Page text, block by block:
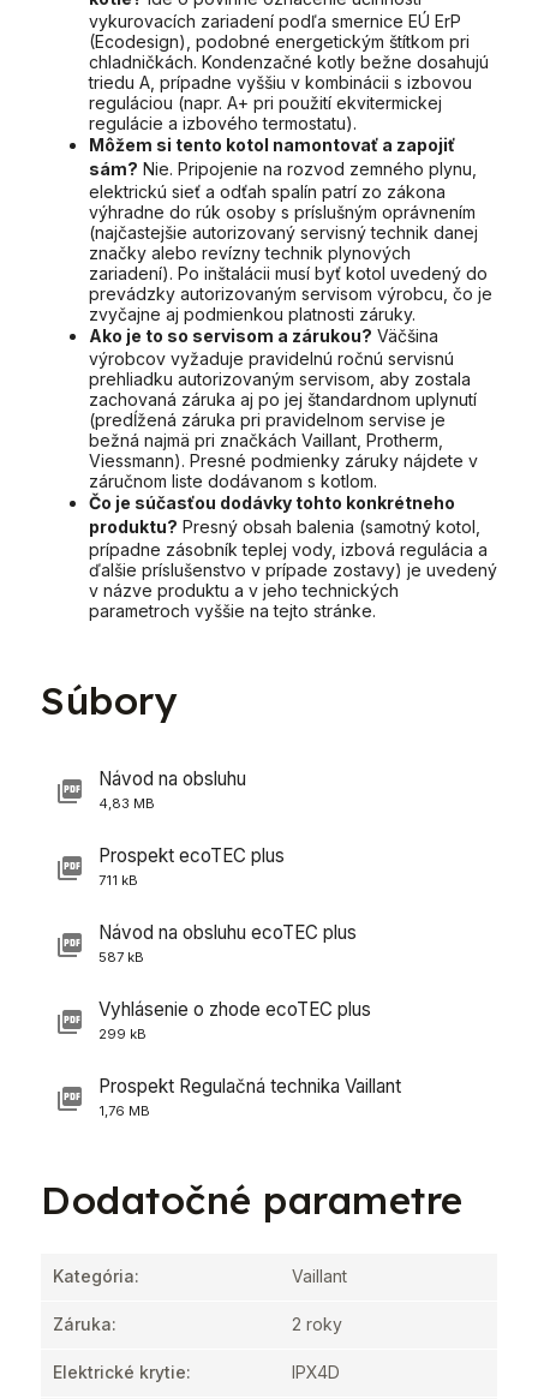
vykurovacích zariadení podľa smernice EÚ ErP
(Ecodesign), podobné energetickým štítkom pri
chladničkách. Kondenzačné kotly bežne dosahujú
triedu A, prípadne vyššiu v kombinácii s izbovou
reguláciou (napr. A+ pri použití ekvitermickej
regulácie a izbového termostatu).
Môžem si tento kotol namontovať a zapojiť
sám? Nie. Pripojenie na rozvod zemného plynu,
elektrickú sieť a odťah spalín patrí zo zákona
výhradne do rúk osoby s príslušným oprávnením
(najčastejšie autorizovaný servisný technik danej
značky alebo revízny technik plynových
zariadení). Po inštalácii musí byť kotol uvedený do
prevádzky autorizovaným servisom výrobcu, čo je
zvyčajne aj podmienkou platnosti záruky.
Ako je to so servisom a zárukou? Väčšina
výrobcov vyžaduje pravidelnú ročnú servisnú
prehliadku autorizovaným servisom, aby zostala
zachovaná záruka aj po jej štandardnom uplynutí
(predĺžená záruka pri pravidelnom servise je
bežná najmä pri značkách Vaillant, Protherm,
Viessmann). Presné podmienky záruky nájdete v
záručnom liste dodávanom s kotlom.
Čo je súčasťou dodávky tohto konkrétneho
produktu? Presný obsah balenia (samotný kotol,
prípadne zásobník teplej vody, izbová regulácia a
ďalšie príslušenstvo v prípade zostavy) je uvedený
v názve produktu a v jeho technických
parametroch vyššie na tejto stránke.
Súbory
Návod na obsluhu
4,83 MB
Prospekt ecoTEC plus
711 kB
Návod na obsluhu ecoTEC plus
587 kB
Vyhlásenie o zhode ecoTEC plus
299 kB
Prospekt Regulačná technika Vaillant
1,76 MB
Dodatočné parametre
Kategória: Vaillant
Záruka: 2 roky
Elektrické krytie: IPX4D